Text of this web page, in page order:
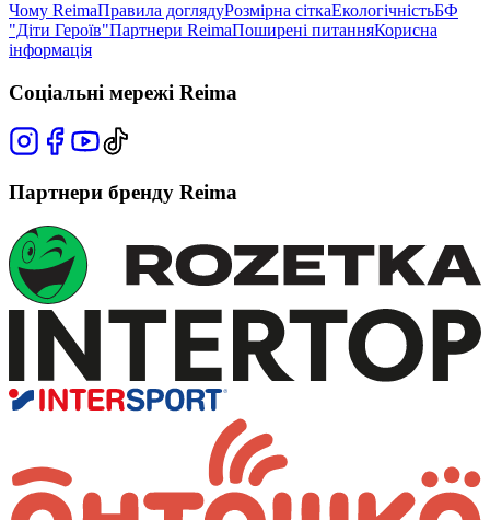
Чому ReimaПравила доглядуРозмірна сіткаЕкологічністьБФ
"Діти Героїв"Партнери ReimaПоширені питанняКорисна
інформація
Соціальні мережі Reima
Партнери бренду Reima